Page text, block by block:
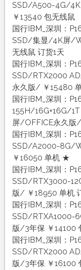
SSD/A500-4G/
￥13540 包无线鼠
国行IBM_深圳：
SSD/集显/4K屏/
无线鼠 订货1天
国行IBM_深圳：
SSD/RTX2000
永久版/ ￥15480
国行IBM_深圳：
155H/16G+16G/
屏/OFFICE永久
国行IBM_深圳：
SSD/A2000-8G/
￥16050 单机 ★
国行IBM_深圳：
SSD/RTX3000-
版/ ￥18950 单机
国行IBM_深圳：
SSD/RTXA1000-
版/3年保 ￥14100
国行IBM_深圳：
SSD/RTX2000
版/3年保 ￥16100